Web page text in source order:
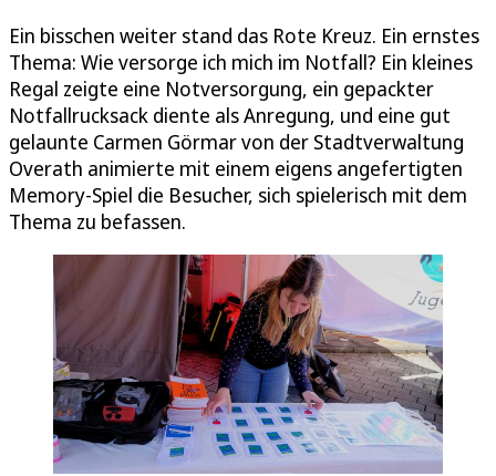
Ein bisschen weiter stand das Rote Kreuz. Ein ernstes
Thema: Wie versorge ich mich im Notfall? Ein kleines
Regal zeigte eine Notversorgung, ein gepackter
Notfallrucksack diente als Anregung, und eine gut
gelaunte Carmen Görmar von der Stadtverwaltung
Overath animierte mit einem eigens angefertigten
Memory-Spiel die Besucher, sich spielerisch mit dem
Thema zu befassen.